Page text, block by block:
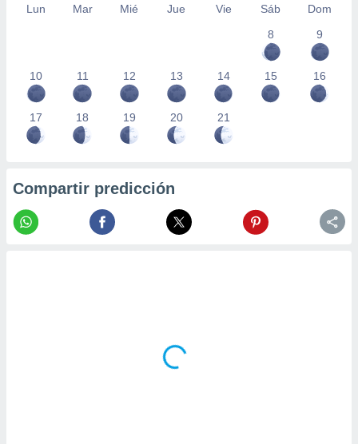
Lun Mar Mié Jue Vie Sáb
Dom
8
9
10 11 12 13 14 15 16
17 18 19 20 21
Compartir predicción